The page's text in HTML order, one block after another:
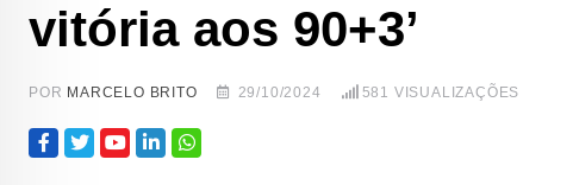
vitória aos 90+3’
POR MARCELO BRITO 29/10/2024 581 VISUALIZAÇÕES